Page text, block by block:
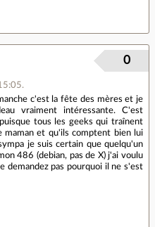
.
0
c'est la fête des mères et je
vraiment intéressante. C'est
tous les geeks qui traînent
maman et qu'ils comptent bien lui
je suis certain que quelqu'un
486 (debian, pas de X) j'ai voulu
demandez pas pourquoi il ne s'est